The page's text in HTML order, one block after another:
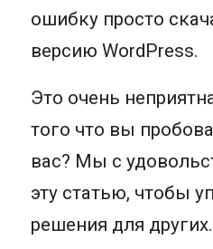
ошибку просто
версию WordPress.
Это очень
того что вы
вас? Мы с
эту статью, чтобы
решения для других.